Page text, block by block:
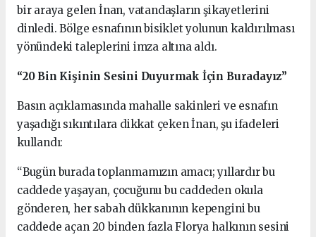
bir araya gelen İnan, vatandaşların şikayetlerini
dinledi. Bölge esnafının bisiklet yolunun kaldırılması
yönündeki taleplerini imza altına aldı.
“20 Bin Kişinin Sesini Duyurmak İçin Buradayız”
Basın açıklamasında mahalle sakinleri ve esnafın
yaşadığı sıkıntılara dikkat çeken İnan, şu ifadeleri
kullandı:
“Bugün burada toplanmamızın amacı; yıllardır bu
caddede yaşayan, çocuğunu bu caddeden okula
gönderen, her sabah dükkanının kepengini bu
caddede açan 20 binden fazla Florya halkının sesini